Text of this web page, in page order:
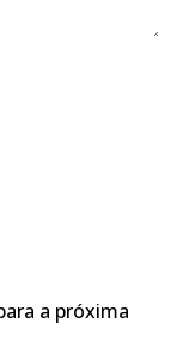
a próxima